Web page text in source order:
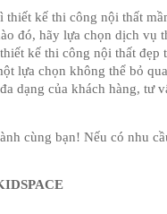
thiết kế thi công nội thất
đó, hãy lựa chọn dịch
kế thi công nội thất
lựa chọn không thể bỏ
dạng của khách hàng,
cùng bạn! Nếu có nhu